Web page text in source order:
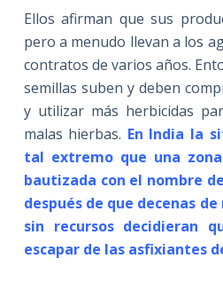
Ellos afirman que sus
pero a menudo llevan a los
contratos de varios años.
semillas suben y deben
y utilizar más herbicidas
malas hierbas. En India la
tal extremo que una
bautizada con el nombre
después de que decenas
sin recursos decidieran
escapar de las asfixiantes